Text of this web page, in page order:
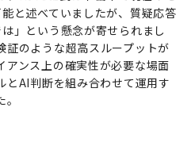
と述べていましたが、質疑応答
」という懸念が寄せられまし
証のような超高スループットが
アンス上の確実性が必要な場面
とAI判断を組み合わせて運用す